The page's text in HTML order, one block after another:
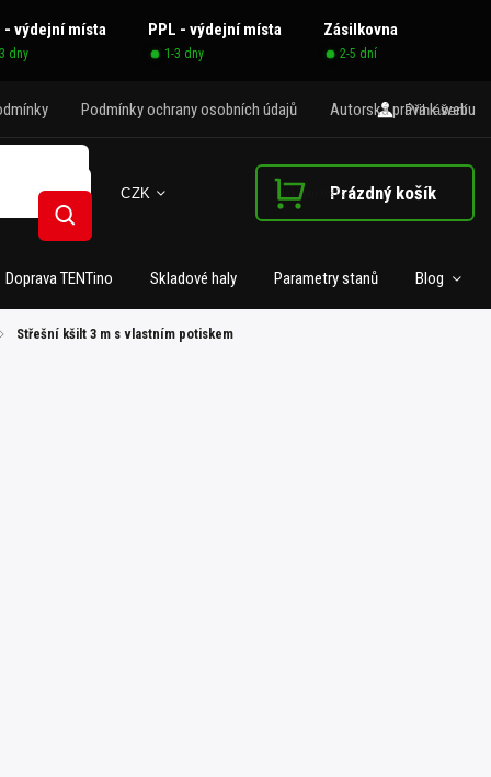
- výdejní místa PPL - výdejní místa Zásilkovna
dny 1-3 dny 2-5 dní
Podmínky ochrany osobních údajů Autorská práva k webu
CZK
Přihlášení
Hledat
Nákupní košíkPrázdný košík
Doprava TENTino Skladové haly Parametry stanů Blog
/ Střešní kšilt 3 m s vlastním potiskem